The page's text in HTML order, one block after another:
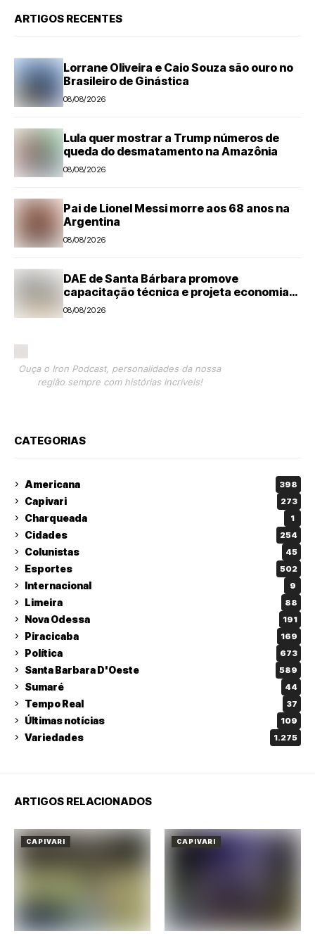
ARTIGOS RECENTES
Lorrane Oliveira e Caio Souza são ouro no
Brasileiro de Ginástica
08/08/2026
Lula quer mostrar a Trump números de
queda do desmatamento na Amazônia
08/08/2026
Pai de Lionel Messi morre aos 68 anos na
Argentina
08/08/2026
DAE de Santa Bárbara promove
capacitação técnica e projeta economia
anual de mais de R$ 300 mil com eficiência
energética
08/08/2026
Ouça o Iron Podcast, personalidades da nossa
região sempre com histórias incríveis!
CATEGORIAS
Americana 398
Capivari 273
Charqueada 1
Cidades 254
Colunistas 45
Esportes 502
Internacional 9
Limeira 88
Nova Odessa 191
Piracicaba 169
Política 673
Santa Barbara D'Oeste 589
Sumaré 44
Tempo Real 37
Últimas notícias 109
Variedades 1.275
ARTIGOS RELACIONADOS
CAPIVARI CAPIVARI